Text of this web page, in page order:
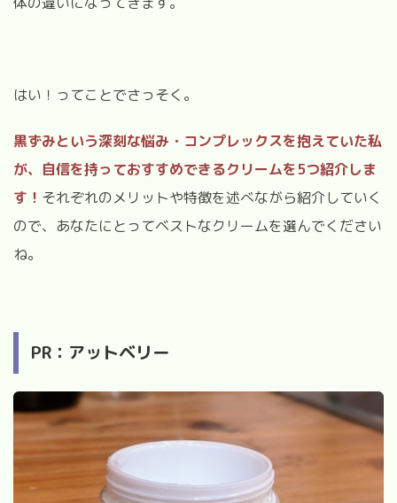
はい！ってことでさっそく。
黒ずみという深刻な悩み・コンプレックスを抱えていた私
が、自信を持っておすすめできるクリームを5つ紹介しま
す！ それぞれのメリットや特徴を述べながら紹介していく
ので、あなたにとってベストなクリームを選んでください
ね。
PR：アットベリー